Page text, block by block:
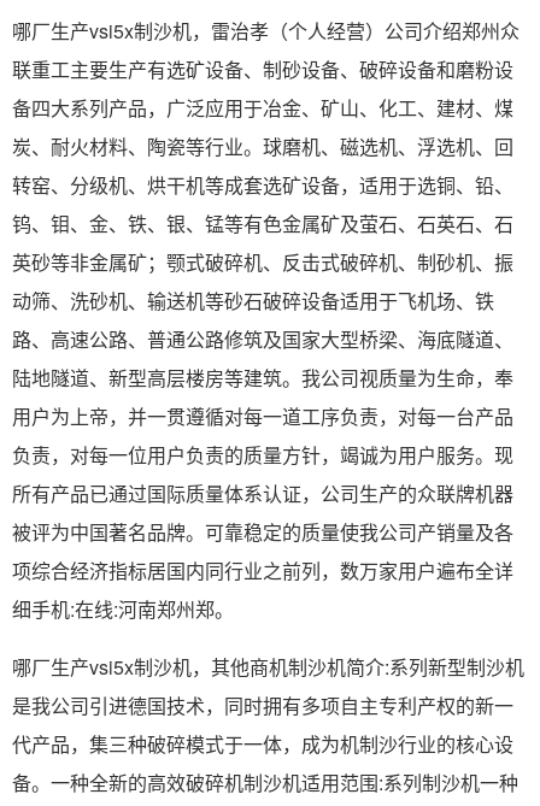
哪厂生产vsi5x制沙机，雷治孝（个人经营）公司介绍郑州众
联重工主要生产有选矿设备、制砂设备、破碎设备和磨粉设
备四大系列产品，广泛应用于冶金、矿山、化工、建材、煤
炭、耐火材料、陶瓷等行业。球磨机、磁选机、浮选机、回
转窑、分级机、烘干机等成套选矿设备，适用于选铜、铅、
钨、钼、金、铁、银、锰等有色金属矿及萤石、石英石、石
英砂等非金属矿；颚式破碎机、反击式破碎机、制砂机、振
动筛、洗砂机、输送机等砂石破碎设备适用于飞机场、铁
路、高速公路、普通公路修筑及国家大型桥梁、海底隧道、
陆地隧道、新型高层楼房等建筑。我公司视质量为生命，奉
用户为上帝，并一贯遵循对每一道工序负责，对每一台产品
负责，对每一位用户负责的质量方针，竭诚为用户服务。现
所有产品已通过国际质量体系认证，公司生产的众联牌机器
被评为中国著名品牌。可靠稳定的质量使我公司产销量及各
项综合经济指标居国内同行业之前列，数万家用户遍布全详
细手机:在线:河南郑州郑。
哪厂生产vsi5x制沙机，其他商机制沙机简介:系列新型制沙机
是我公司引进德国技术，同时拥有多项自主专利产权的新一
代产品，集三种破碎模式于一体，成为机制沙行业的核心设
备。一种全新的高效破碎机制沙机适用范围:系列制沙机一种